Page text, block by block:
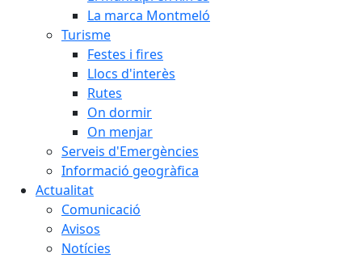
La marca Montmeló
Turisme
Festes i fires
Llocs d'interès
Rutes
On dormir
On menjar
Serveis d'Emergències
Informació geogràfica
Actualitat
Comunicació
Avisos
Notícies